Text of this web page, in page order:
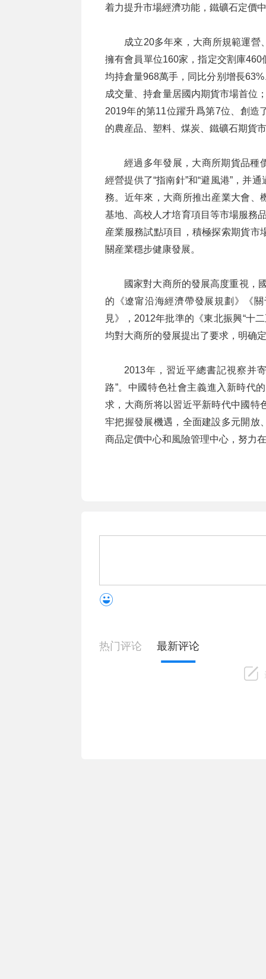
着力提升市場經濟功能，鐵礦石定價
成立20多年來，大商所規範運
擁有會員單位160家，指定交割庫
均持倉量968萬手，同比分别增長
成交量、持倉量居國内期貨市場首位
2019年的第11位躍升爲第7位、創造
的農産品、塑料、煤炭、鐵礦石期貨
經過多年發展，大商所期貨品種
經營提供了“指南針”和“避風港”，并
務。近年來，大商所推出産業大會、
基地、高校人才培育項目等市場服務
産業服務試點項目，積極探索期貨市
關産業穩步健康發展。
國家對大商所的發展高度重視，
的《遼甯沿海經濟帶發展規劃》《
見》，2012年批準的《東北振興“十
均對大商所的發展提出了要求，明确
2013年，習近平總書記視察并
路”。中國特色社會主義進入新時代
求，大商所将以習近平新時代中國特
牢把握發展機遇，全面建設多元開放
商品定價中心和風險管理中心，努力
热门评论 最新评论